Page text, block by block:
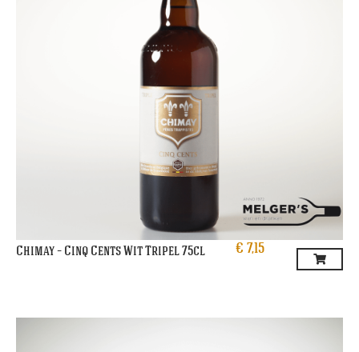
Chimay – Cinq Cents Wit Tripel 75cl € 7,15